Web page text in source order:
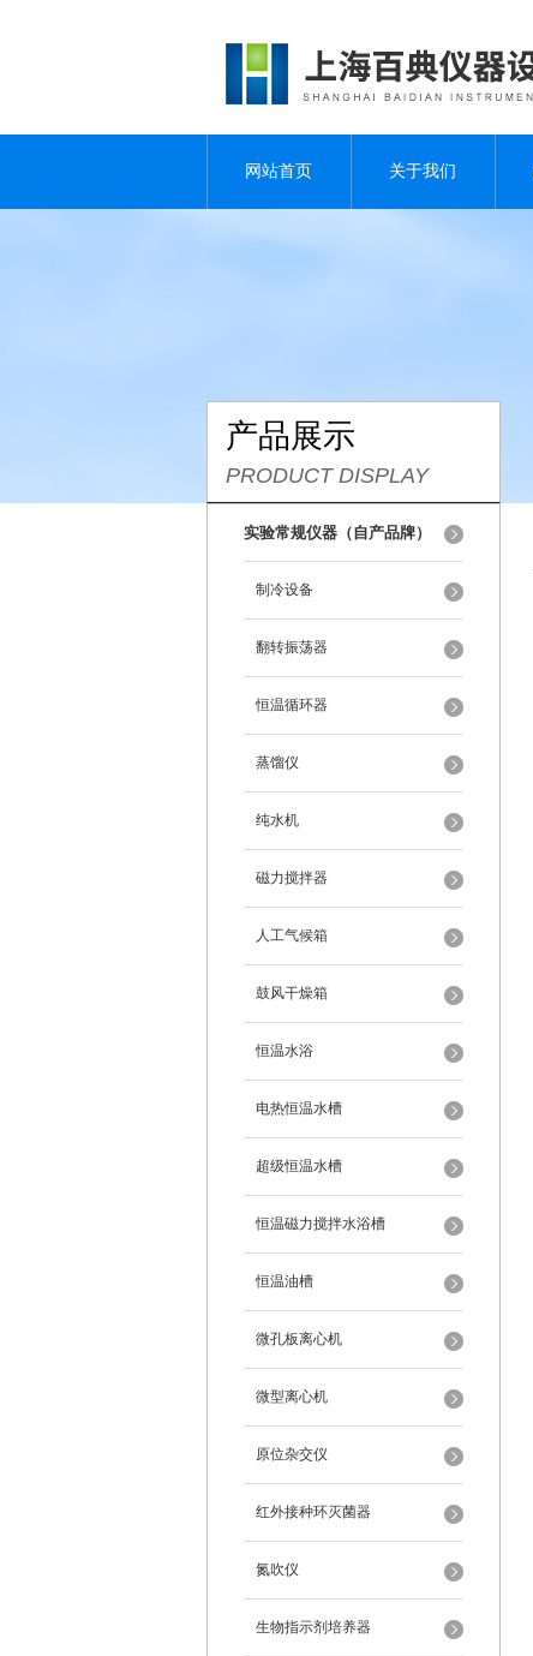
网站首页 关于我们
产品展示
PRODUCT DISPLAY
实验常规仪器（自产品牌）
制冷设备
翻转振荡器
恒温循环器
蒸馏仪
纯水机
磁力搅拌器
人工气候箱
鼓风干燥箱
恒温水浴
电热恒温水槽
超级恒温水槽
恒温磁力搅拌水浴槽
恒温油槽
微孔板离心机
微型离心机
原位杂交仪
红外接种环灭菌器
氮吹仪
生物指示剂培养器